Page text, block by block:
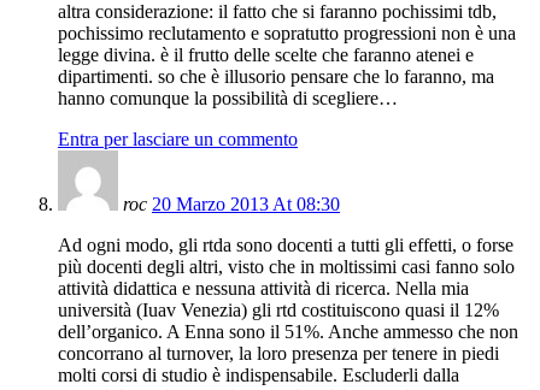
altra considerazione: il fatto che si faranno pochissimi tdb,
pochissimo reclutamento e sopratutto progressioni non è una
legge divina. è il frutto delle scelte che faranno atenei e
dipartimenti. so che è illusorio pensare che lo faranno, ma
hanno comunque la possibilità di scegliere…
Entra per lasciare un commento
roc 20 Marzo 2013 At 08:30
Ad ogni modo, gli rtda sono docenti a tutti gli effetti, o forse
più docenti degli altri, visto che in moltissimi casi fanno solo
attività didattica e nessuna attività di ricerca. Nella mia
università (Iuav Venezia) gli rtd costituiscono quasi il 12%
dell’organico. A Enna sono il 51%. Anche ammesso che non
concorrano al turnover, la loro presenza per tenere in piedi
molti corsi di studio è indispensabile. Escluderli dalla